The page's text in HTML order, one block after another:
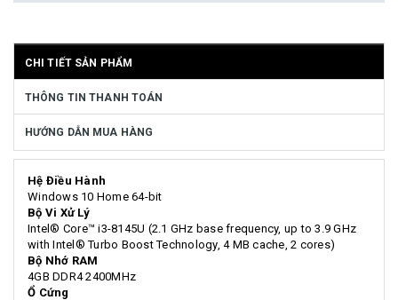
CHI TIẾT SẢN PHẨM
THÔNG TIN THANH TOÁN
HƯỚNG DẪN MUA HÀNG
Hệ Điều Hành
Windows 10 Home 64-bit
Bộ Vi Xử Lý
Intel® Core™ i3-8145U (2.1 GHz base frequency, up to 3.9 GHz
with Intel® Turbo Boost Technology, 4 MB cache, 2 cores)
Bộ Nhớ RAM
4GB DDR4 2400MHz
Ổ Cứng